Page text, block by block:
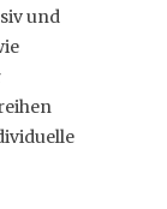
und